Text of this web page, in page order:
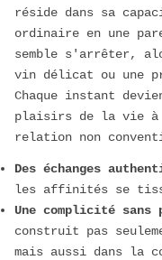
réside dans sa
ordinaire en une
semble s'arrêter,
vin délicat ou une
Chaque instant
plaisirs de la vie à
relation non
Des échanges
les affinités se
Une complicité sans
construit pas
mais aussi dans la